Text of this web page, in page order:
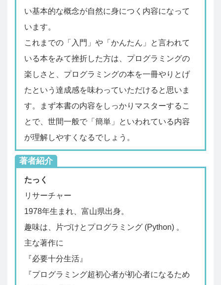
い基本的な概念が自然に身につく内容になって
います。
これまでの「入門」や「かんたん」と言われて
いる本をみて挫折した方は、プログラミングの
楽しさと、プログラミングの本を一冊やりとげ
たという達成感を味わっていただけると思いま
す。まず本書の内容をしっかりマスターするこ
とで、世間一般で「簡単」といわれている内容
が理解しやすくなるでしょう。
著者紹介
たっく
リサーチャー
1978年生まれ、富山県出身。
趣味は、片づけとプログラミング (Python) 。
主な著作に
『必要十分生活』
『プログラミング超初心者が初心者になるため